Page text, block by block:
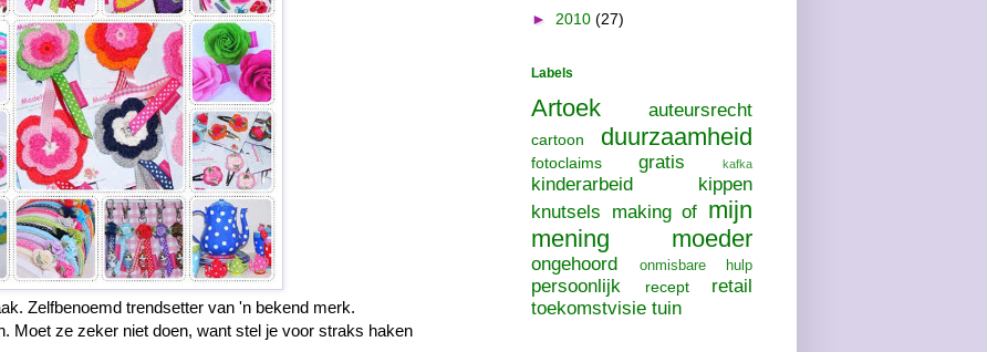
Zelfbenoemd trendsetter van 'n bekend merk.
Moet ze zeker niet doen, want stel je voor straks haken
► 2010 (27)
Labels
Artoek auteursrecht
cartoon duurzaamheid
fotoclaims gratis kafka
kinderarbeid
kippen
knutsels
making of mijn
mening
moeder
ongehoord onmisbare hulp
persoonlijk recept
retail
toekomstvisie tuin